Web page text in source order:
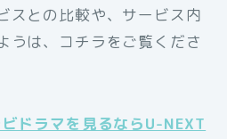
スとの比較や、サービス内
うは、コチラをご覧くださ
ドラマを見るならU-NEXT